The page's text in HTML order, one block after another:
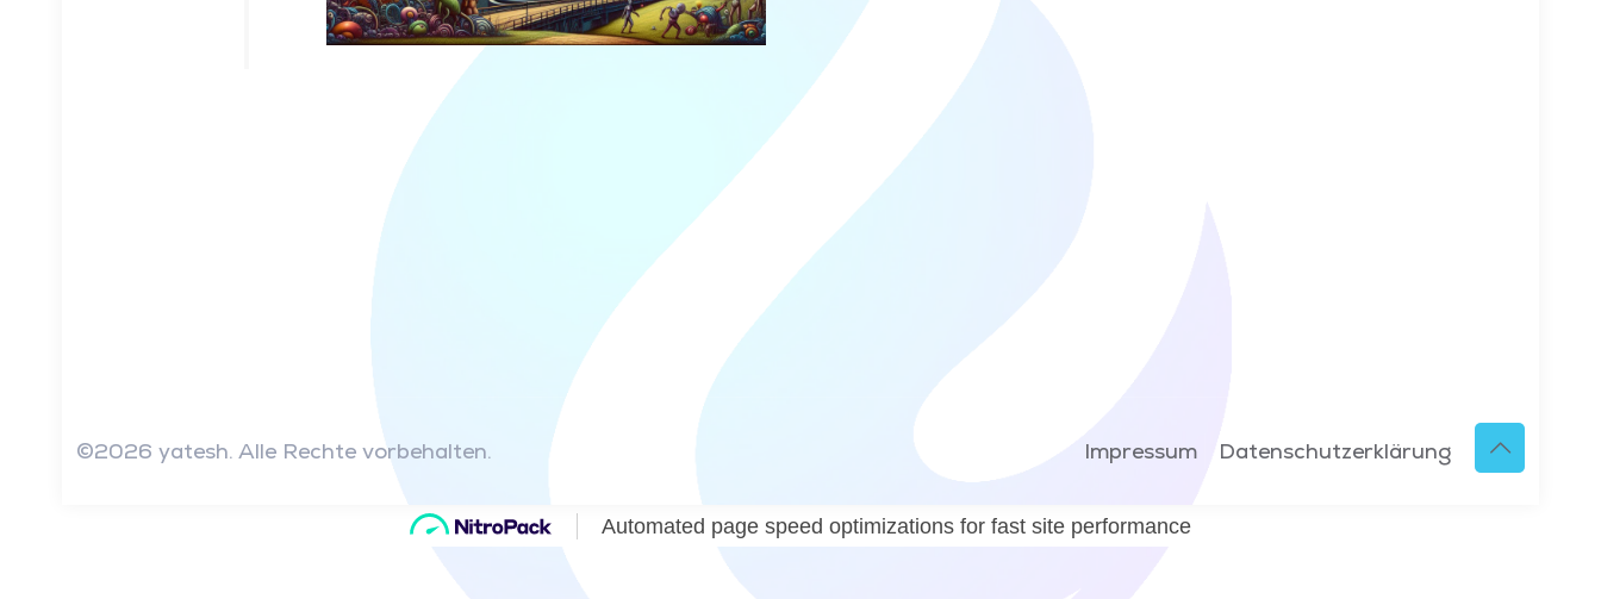
©2026 yatesh. Alle Rechte vorbehalten. Impressum Datenschutzerklärung